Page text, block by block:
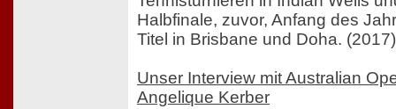
Halbfinale, zuvor, Anfang des
Titel in Brisbane und Doha. (2017)
Unser Interview mit Australian
Angelique Kerber